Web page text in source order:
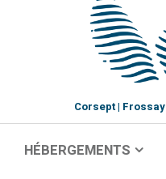
Corsept Frossay
HÉBERGEMENTS